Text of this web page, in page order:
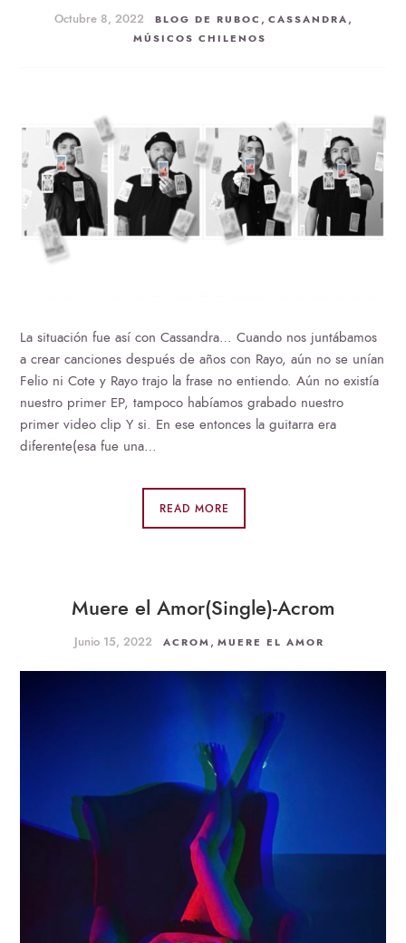
Octubre 8, 2022 BLOG DE RUBOC , CASSANDRA ,
MÚSICOS CHILENOS
La situación fue así con Cassandra… Cuando nos juntábamos
a crear canciones después de años con Rayo, aún no se unían
Felio ni Cote y Rayo trajo la frase no entiendo. Aún no existía
nuestro primer EP, tampoco habíamos grabado nuestro
primer video clip Y si. En ese entonces la guitarra era
diferente(esa fue una…
READ MORE
Muere el Amor(Single)-Acrom
Junio 15, 2022 ACROM , MUERE EL AMOR